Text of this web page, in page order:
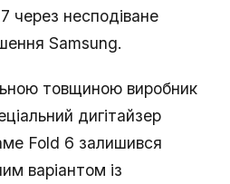
через несподіване
Samsung.
товщиною виробник
дигітайзер
Fold 6 залишився
варіантом із